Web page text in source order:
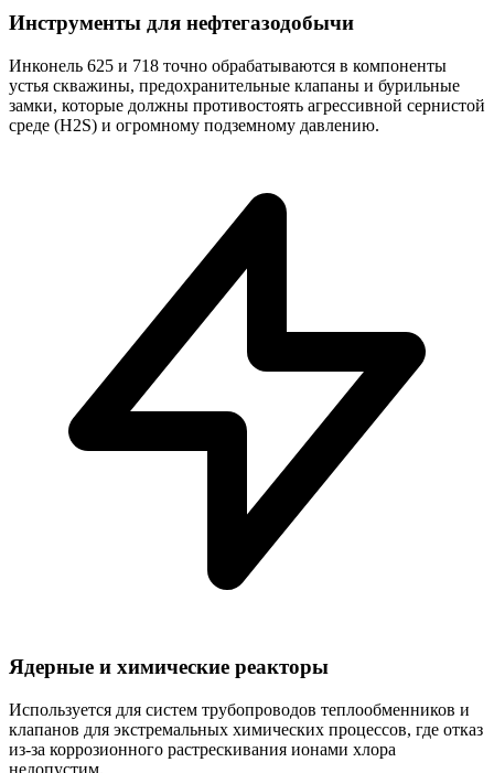
Инструменты для нефтегазодобычи
Инконель 625 и 718 точно обрабатываются в компоненты
устья скважины, предохранительные клапаны и бурильные
замки, которые должны противостоять агрессивной сернистой
среде (H2S) и огромному подземному давлению.
Ядерные и химические реакторы
Используется для систем трубопроводов теплообменников и
клапанов для экстремальных химических процессов, где отказ
из-за коррозионного растрескивания ионами хлора
недопустим.